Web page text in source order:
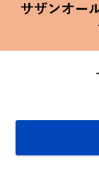
「Keep Smilin’～
2020.06.25 Thu